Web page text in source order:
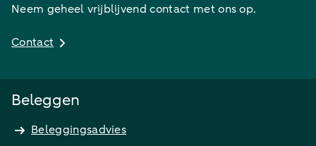
Neem geheel vrijblijvend contact met ons op.
Contact
Beleggen
Beleggingsadvies